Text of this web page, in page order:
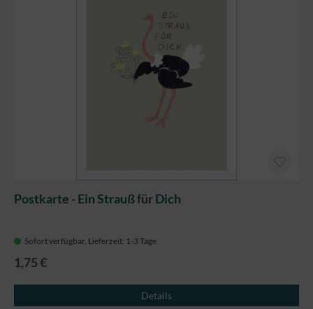
Postkarte - Ein Strauß für Dich
Sofort verfügbar, Lieferzeit: 1-3 Tage
1,75 €
Details